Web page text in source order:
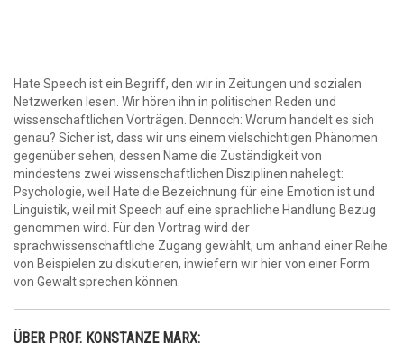
Hate Speech ist ein Begriff, den wir in Zeitungen und sozialen
Netzwerken lesen. Wir hören ihn in politischen Reden und
wissenschaftlichen Vorträgen. Dennoch: Worum handelt es sich
genau? Sicher ist, dass wir uns einem vielschichtigen Phänomen
gegenüber sehen, dessen Name die Zuständigkeit von
mindestens zwei wissenschaftlichen Disziplinen nahelegt:
Psychologie, weil Hate die Bezeichnung für eine Emotion ist und
Linguistik, weil mit Speech auf eine sprachliche Handlung Bezug
genommen wird. Für den Vortrag wird der
sprachwissenschaftliche Zugang gewählt, um anhand einer Reihe
von Beispielen zu diskutieren, inwiefern wir hier von einer Form
von Gewalt sprechen können.
ÜBER PROF. KONSTANZE MARX: